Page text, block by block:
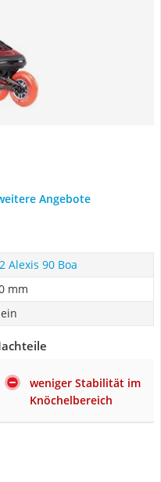
Angebote
Alexis 90 Boa
mm
weniger Stabilität im
Knöchelbereich